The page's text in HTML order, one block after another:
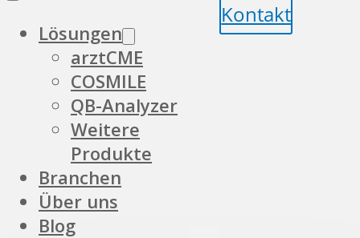
Lösungen
arztCME
COSMILE
QB-Analyzer
Weitere
Produkte
Branchen
Über uns
Blog
Kontakt